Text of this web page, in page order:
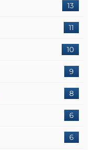
13
11
10
9
8
6
6